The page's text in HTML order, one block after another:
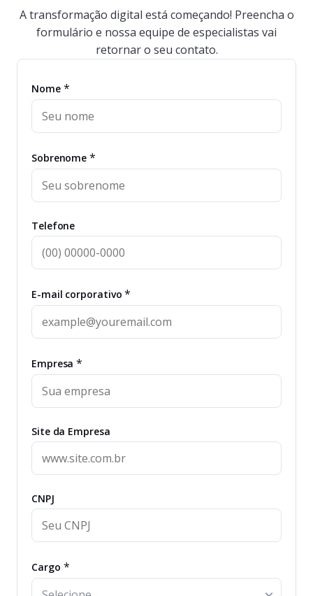
A transformação digital está começando! Preencha o
formulário e nossa equipe de especialistas vai
retornar o seu contato.
Nome *
Sobrenome*
Telefone
E-mail corporativo*
Empresa*
Site da Empresa
CNPJ
Cargo *